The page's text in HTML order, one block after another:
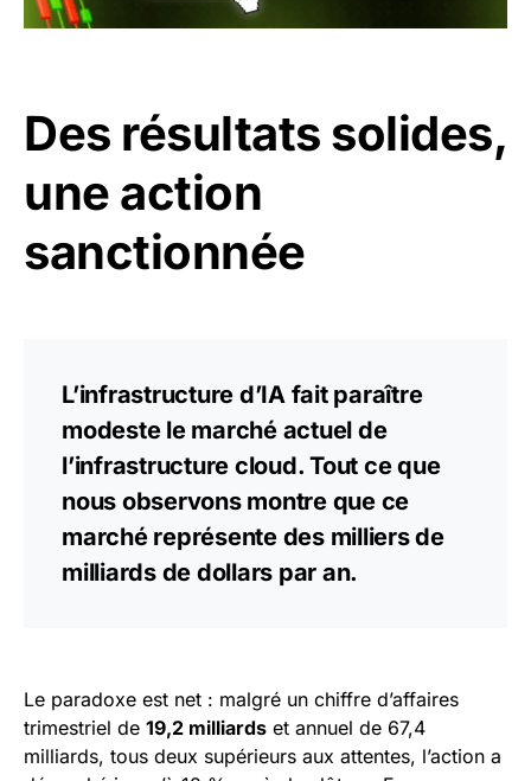
Des résultats solides,
une action
sanctionnée
L’infrastructure d’IA fait paraître
modeste le marché actuel de
l’infrastructure cloud. Tout ce que
nous observons montre que ce
marché représente des milliers de
milliards de dollars par an.
Le paradoxe est net : malgré un chiffre d’affaires
trimestriel de 19,2 milliards et annuel de 67,4
milliards, tous deux supérieurs aux attentes, l’action a